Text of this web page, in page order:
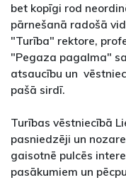
bet kopīgi rod
pārnešanā radošā
"Turība" rektore,
"Pegaza pagalma"
atsaucību un
pašā sirdī.
Turības vēstniecībā
pasniedzēji un
gaisotnē pulcēs
pasākumiem un